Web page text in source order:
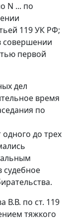
N ... по
119 УК РФ;
совершении
первой
дел
время
по
до трех
В.В. по ст. 119
тяжкого